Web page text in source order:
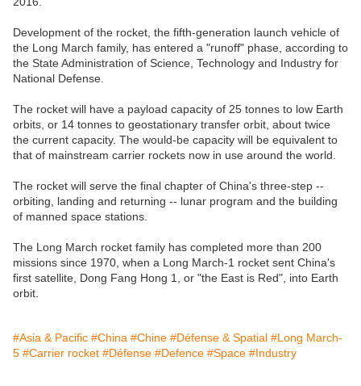
Development of the rocket, the fifth-generation launch vehicle of
the Long March family, has entered a "runoff" phase, according to
the State Administration of Science, Technology and Industry for
National Defense.
The rocket will have a payload capacity of 25 tonnes to low Earth
orbits, or 14 tonnes to geostationary transfer orbit, about twice
the current capacity. The would-be capacity will be equivalent to
that of mainstream carrier rockets now in use around the world.
The rocket will serve the final chapter of China's three-step --
orbiting, landing and returning -- lunar program and the building
of manned space stations.
The Long March rocket family has completed more than 200
missions since 1970, when a Long March-1 rocket sent China's
first satellite, Dong Fang Hong 1, or "the East is Red", into Earth
orbit.
#Asia & Pacific #China #Chine #Défense & Spatial #Long March-
5 #Carrier rocket #Défense #Defence #Space #Industry